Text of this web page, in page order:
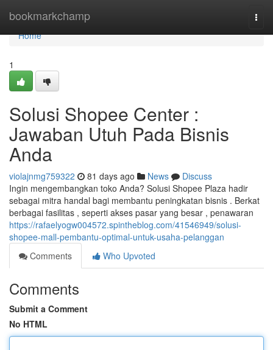
bookmarkchamp
Home
Home
1
Solusi Shopee Center :
Jawaban Utuh Pada Bisnis
Anda
violajnmg759322 81 days ago News
Discuss
Ingin mengembangkan toko Anda? Solusi Shopee Plaza hadir
sebagai mitra handal bagi membantu peningkatan bisnis . Berkat
berbagai fasilitas , seperti akses pasar yang besar , penawaran
https://rafaelyogw004572.spintheblog.com/41546949/solusi-
shopee-mall-pembantu-optimal-untuk-usaha-pelanggan
Comments
Who Upvoted
Comments
Submit a Comment
No HTML